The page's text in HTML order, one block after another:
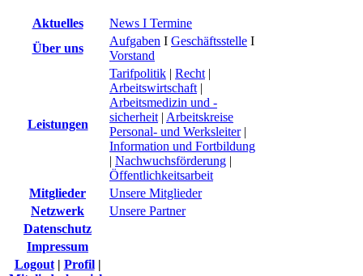
Aktuelles
News I Termine
Über uns
Aufgaben I Geschäftsstelle I
Vorstand
Leistungen
Tarifpolitik | Recht |
Arbeitswirtschaft |
Arbeitsmedizin und -
sicherheit | Arbeitskreise
Personal- und Werksleiter|
Information und Fortbildung
| Nachwuchsförderung |
Öffentlichkeitsarbeit
Mitglieder
Unsere Mitglieder
Netzwerk
Unsere Partner
Datenschutz
Impressum
Logout| Profil|